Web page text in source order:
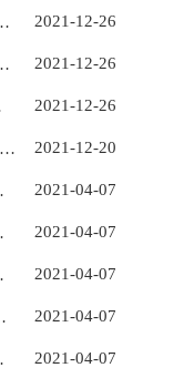
2021-12-26
2021-12-26
2021-12-26
2021-12-20
2021-04-07
2021-04-07
2021-04-07
2021-04-07
2021-04-07